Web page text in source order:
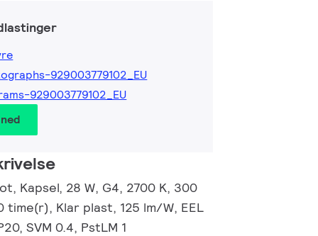
929003779102_EU
929003779102_EU
Kapsel, 28 W, G4, 2700 K, 300
time(r), Klar plast, 125 lm/W, EEL
SVM 0.4, PstLM 1